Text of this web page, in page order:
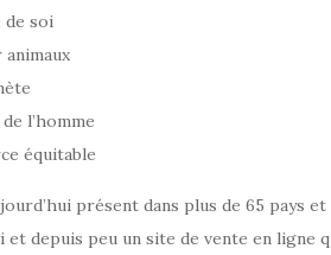
de soi
l’homme
équitable
présent dans plus de 65 pays
et depuis peu un site de vente en